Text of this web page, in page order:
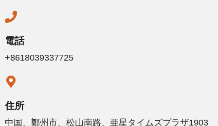
電話
+8618039337725
住所
中国、鄭州市、松山南路、亜星タイムズプラザ1903